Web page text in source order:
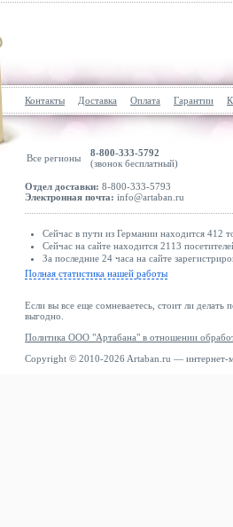
Контакты Доставка Оплата Гарантии
Все регионы
8-800-333-5792
(звонок бесплатный)
Отдел доставки: 8-800-333-5793
Электронная почта: info@artaban.ru
Сейчас в пути из Германии находится 412
Сейчас на сайте находится 2113
За последние 24 часа на сайте
Полная статистика нашей работы
Если вы все еще сомневаетесь, стоит ли делать
выгодно.
Политика ООО "Артабана" в отношении
Copyright © 2010-2026 Artaban.ru — интернет-